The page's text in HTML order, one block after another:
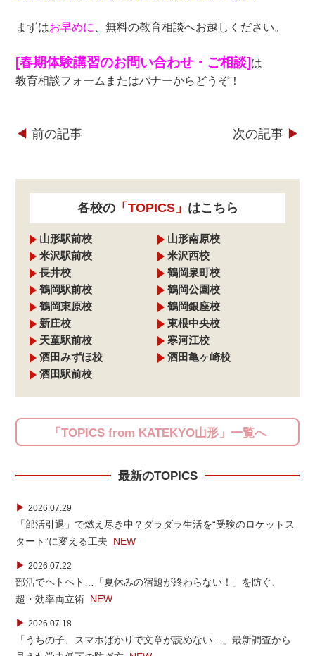
まずはお早めに 、無料の教育相談へお越しください。
[春期体験講習のお問い合わせ・ご相談] は
教育相談フォームまたはバナーからどうぞ！
◀︎ 前の記事 次の記事 ▶︎
各校の「TOPICS」 はこちら
山形駅前校
山形南原校
米沢駅前校
米沢西校
長井校
鶴岡泉町校
鶴岡駅前校
鶴岡公園校
鶴岡東原校
鶴岡銀座校
新庄校
東根中央校
天童駅前校
寒河江校
酒田みずほ校
酒田亀ヶ崎校
酒田駅前校
「TOPICS from KATEKYO山形」一覧へ
最新のTOPICS
▶ 2026.07.29
「部活引退」で燃え尽き中？ダラダラ生活を“受験のロケットス
タート”に変える工夫 NEW
▶ 2026.07.22
部活でヘトヘト…「夏休みの宿題が終わらない！」を防ぐ、
超・効率両立術 NEW
▶ 2026.07.18
「うちの子、スマホばかりで文章が読めない…」最新調査から